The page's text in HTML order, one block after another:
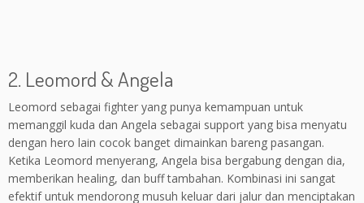
2. Leomord & Angela
Leomord sebagai fighter yang punya kemampuan untuk
memanggil kuda dan Angela sebagai support yang bisa menyatu
dengan hero lain cocok banget dimainkan bareng pasangan.
Ketika Leomord menyerang, Angela bisa bergabung dengan dia,
memberikan healing, dan buff tambahan. Kombinasi ini sangat
efektif untuk mendorong musuh keluar dari jalur dan menciptakan